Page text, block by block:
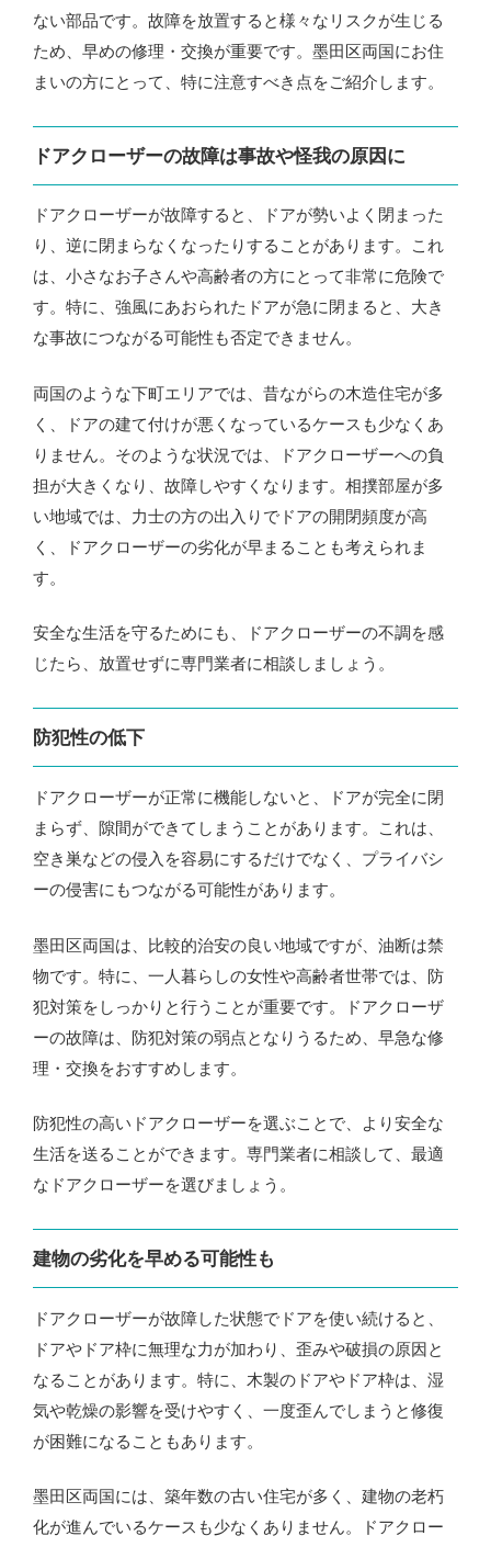
ない部品です。故障を放置すると様々なリスクが生じる
ため、早めの修理・交換が重要です。墨田区両国にお住
まいの方にとって、特に注意すべき点をご紹介します。
ドアクローザーの故障は事故や怪我の原因に
ドアクローザーが故障すると、ドアが勢いよく閉まった
り、逆に閉まらなくなったりすることがあります。これ
は、小さなお子さんや高齢者の方にとって非常に危険で
す。特に、強風にあおられたドアが急に閉まると、大き
な事故につながる可能性も否定できません。
両国のような下町エリアでは、昔ながらの木造住宅が多
く、ドアの建て付けが悪くなっているケースも少なくあ
りません。そのような状況では、ドアクローザーへの負
担が大きくなり、故障しやすくなります。相撲部屋が多
い地域では、力士の方の出入りでドアの開閉頻度が高
く、ドアクローザーの劣化が早まることも考えられま
す。
安全な生活を守るためにも、ドアクローザーの不調を感
じたら、放置せずに専門業者に相談しましょう。
防犯性の低下
ドアクローザーが正常に機能しないと、ドアが完全に閉
まらず、隙間ができてしまうことがあります。これは、
空き巣などの侵入を容易にするだけでなく、プライバシ
ーの侵害にもつながる可能性があります。
墨田区両国は、比較的治安の良い地域ですが、油断は禁
物です。特に、一人暮らしの女性や高齢者世帯では、防
犯対策をしっかりと行うことが重要です。ドアクローザ
ーの故障は、防犯対策の弱点となりうるため、早急な修
理・交換をおすすめします。
防犯性の高いドアクローザーを選ぶことで、より安全な
生活を送ることができます。専門業者に相談して、最適
なドアクローザーを選びましょう。
建物の劣化を早める可能性も
ドアクローザーが故障した状態でドアを使い続けると、
ドアやドア枠に無理な力が加わり、歪みや破損の原因と
なることがあります。特に、木製のドアやドア枠は、湿
気や乾燥の影響を受けやすく、一度歪んでしまうと修復
が困難になることもあります。
墨田区両国には、築年数の古い住宅が多く、建物の老朽
化が進んでいるケースも少なくありません。ドアクロー